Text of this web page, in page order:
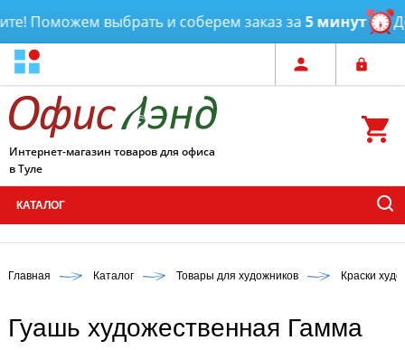
Поможем выбрать и соберем заказ за5 минут
Интернет-магазин товаров для офиса
в Туле
КАТАЛОГ
Главная Каталог Товары для художников Краски
Гуашь художественная Гамма